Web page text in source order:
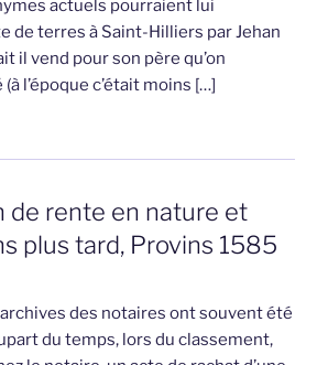
actuels pourraient lui
de terres à Saint-Hilliers par Jehan
il vend pour son père qu’on
l’époque c’était moins […]
de rente en nature et
plus tard, Provins 1585
des notaires ont souvent été
du temps, lors du classement,